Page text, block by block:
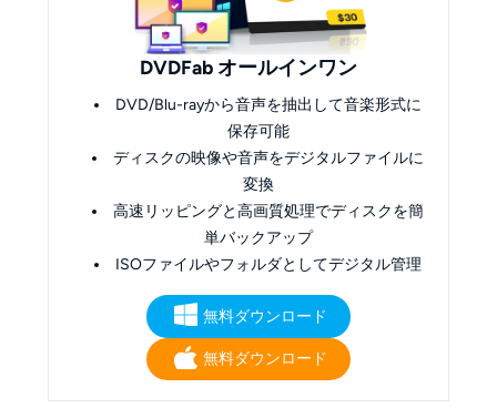
DVDFab オールインワン
DVD/Blu-rayから音声を抽出して音楽形式に
保存可能
ディスクの映像や音声をデジタルファイルに
変換
高速リッピングと高画質処理でディスクを簡
単バックアップ
ISOファイルやフォルダとしてデジタル管理
無料ダウンロード
無料ダウンロード